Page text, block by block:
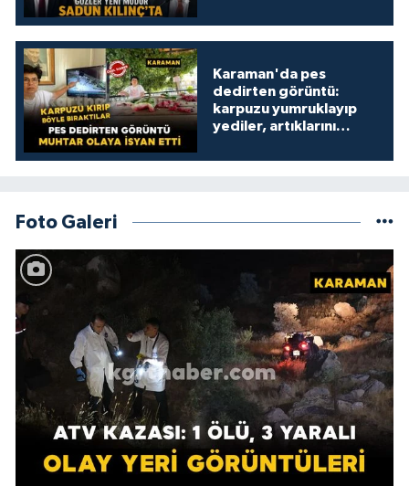
Karaman'da pes
dedirten görüntü:
karpuzu yumruklayıp
yediler, artıklarını
Foto Galeri